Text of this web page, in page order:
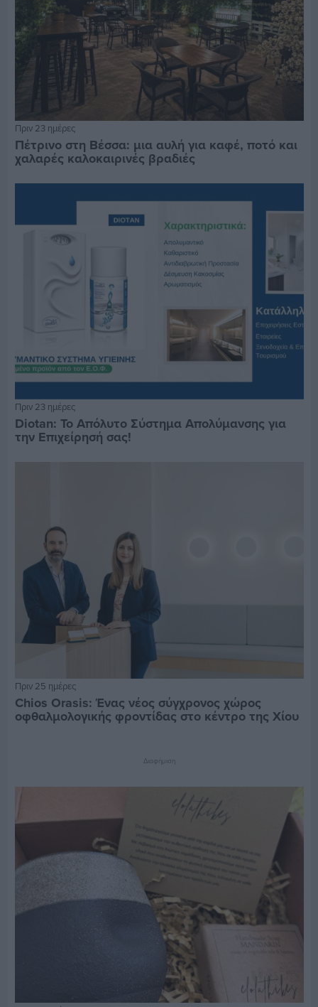
Πριν 23 ημέρες
Πέτρινο στη Βέσσα: μια αυλή για καφέ, ποτό και
χαλαρές καλοκαιρινές βραδιές
Πριν 23 ημέρες
Diotan: Το Απόλυτο Σύστημα Απολύμανσης για
την Επιχείρησή σας!
Πριν 25 ημέρες
Chios Orasis: Ένας νέος σύγχρονος χώρος
οφθαλμολογικής φροντίδας στο κέντρο της Χίου
Διαφήμιση